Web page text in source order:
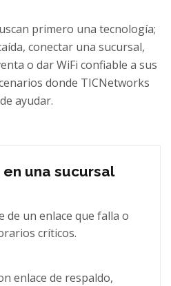
primero una tecnología;
conectar una sucursal,
o dar WiFi confiable a sus
donde TICNetworks
ayudar.
una sucursal
de un enlace que falla o
críticos.
enlace de respaldo,